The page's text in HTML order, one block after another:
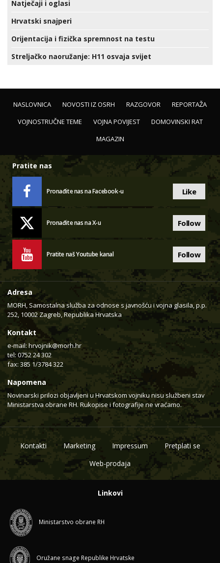
Natječaji i oglasi
Hrvatski snajperi
Orijentacija i fizička spremnost na testu
Streljačko naoružanje: H11 osvaja svijet
NASLOVNICA NOVOSTI IZ OSRH RAZGOVOR
REPORTAŽA
VOJNOSTRUČNE TEME
VOJNA POVIJEST
DOMOVINSKI RAT
MAGAZIN
Pratite nas
Pronađite nas na Facebook-u Like
Pronađite nas na X-u Follow
Pratite naš Youtube kanal Follow
Adresa
MORH, Samostalna služba za odnose s javnošću i vojna glasila, p.p.
252, 10002 Zagreb, Republika Hrvatska
Kontakt
e-mail: hrvojnik@morh.hr
tel: 0752 24 302
fax: 385 1/3784 322
Napomena
Novinarski prilozi objavljeni u Hrvatskom vojniku nisu službeni stav
Ministarstva obrane RH. Rukopise i fotografije ne vraćamo.
Kontakti Marketing Impressum
Pretplati se
Web-prodaja
Linkovi
Ministarstvo obrane RH
Oružane snage Republike Hrvatske